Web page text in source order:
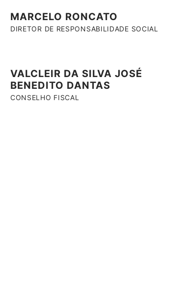
MARCELO RONCATO
DIRETOR DE RESPONSABILIDADE SOCIAL
VALCLEIR DA SILVA JOSÉ
BENEDITO DANTAS
CONSELHO FISCAL